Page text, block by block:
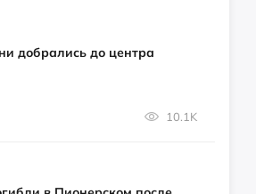
добрались до центра
10.1K